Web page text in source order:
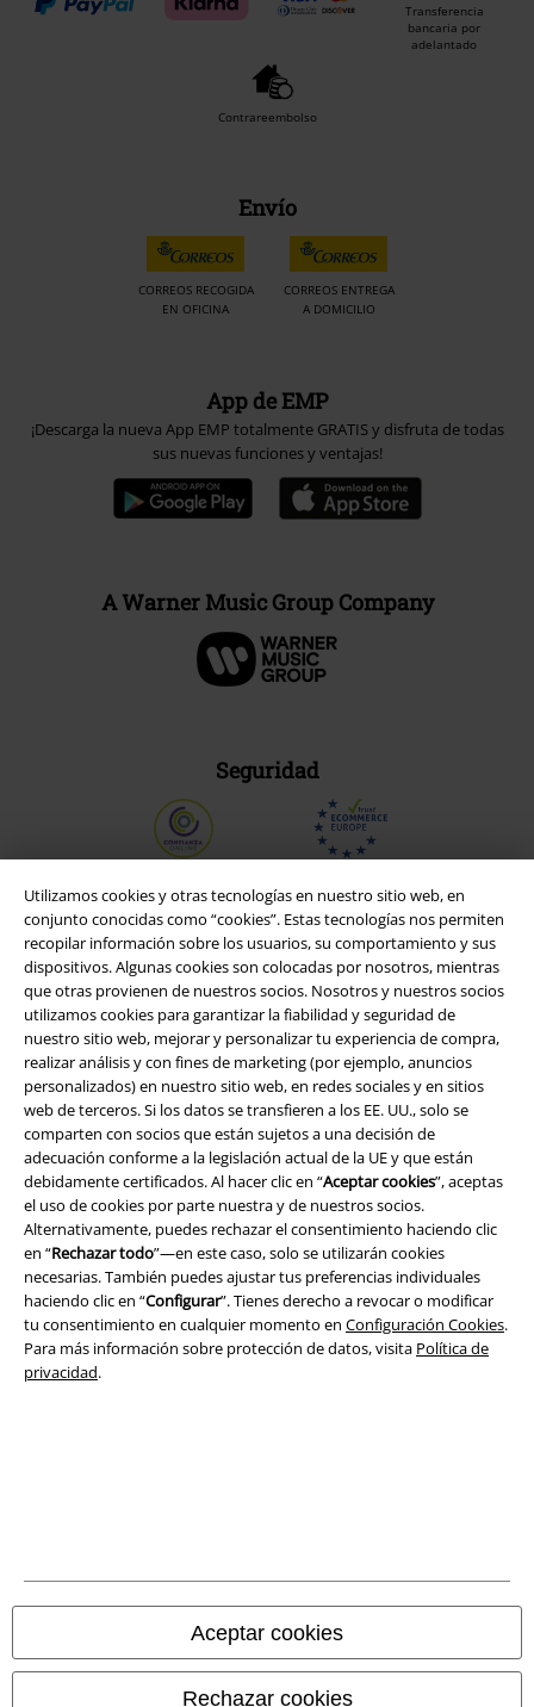
Utilizamos cookies y otras tecnologías en nuestro sitio web, en
conjunto conocidas como “cookies”. Estas tecnologías nos permiten
recopilar información sobre los usuarios, su comportamiento y sus
dispositivos. Algunas cookies son colocadas por nosotros, mientras
que otras provienen de nuestros socios. Nosotros y nuestros socios
utilizamos cookies para garantizar la fiabilidad y seguridad de
nuestro sitio web, mejorar y personalizar tu experiencia de compra,
realizar análisis y con fines de marketing (por ejemplo, anuncios
personalizados) en nuestro sitio web, en redes sociales y en sitios
web de terceros. Si los datos se transfieren a los EE. UU., solo se
comparten con socios que están sujetos a una decisión de
adecuación conforme a la legislación actual de la UE y que están
debidamente certificados. Al hacer clic en “Aceptar cookies”, aceptas
el uso de cookies por parte nuestra y de nuestros socios.
Alternativamente, puedes rechazar el consentimiento haciendo clic
en “Rechazar todo”—en este caso, solo se utilizarán cookies
necesarias. También puedes ajustar tus preferencias individuales
haciendo clic en “Configurar”. Tienes derecho a revocar o modificar
tu consentimiento en cualquier momento en Configuración Cookies.
Para más información sobre protección de datos, visita Política de
privacidad.
Aceptar cookies
Rechazar cookies
Transferencia
bancaria por
adelantado
Contrareembolso
Envío
CORREOS RECOGIDA
EN OFICINA
CORREOS ENTREGA
A DOMICILIO
App de EMP
¡Descarga la nueva App EMP totalmente GRATIS y disfruta de todas
sus nuevas funciones y ventajas!
A Warner Music Group Company
Seguridad
Legal
Términos y Condiciones
Aviso Legal
Ley protección de datos
Eliminación de residuos y protección del medioambiente
Declaración de Conformidad
Todos los precios incluyen el IVA pero no losgastos de transporte